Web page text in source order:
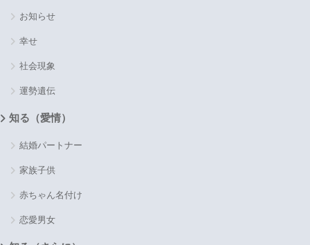
お知らせ
幸せ
社会現象
運勢遺伝
知る（愛情）
結婚パートナー
家族子供
赤ちゃん名付け
恋愛男女